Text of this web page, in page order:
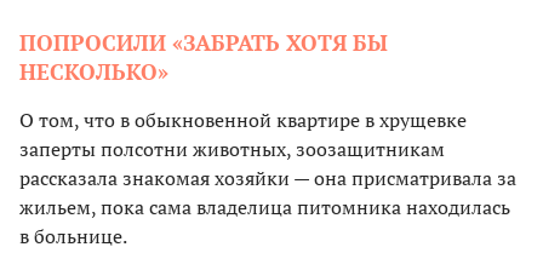
ПОПРОСИЛИ «ЗАБРАТЬ ХОТЯ БЫ
НЕСКОЛЬКО»
О том, что в обыкновенной квартире в хрущевке
заперты полсотни животных, зоозащитникам
рассказала знакомая хозяйки — она присматривала за
жильем, пока сама владелица питомника находилась
в больнице.